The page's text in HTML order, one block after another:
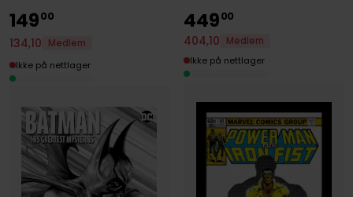
14900
134,10
Medlem
Ikke på nettlager
44900
404,10
Medlem
Ikke på nettlager